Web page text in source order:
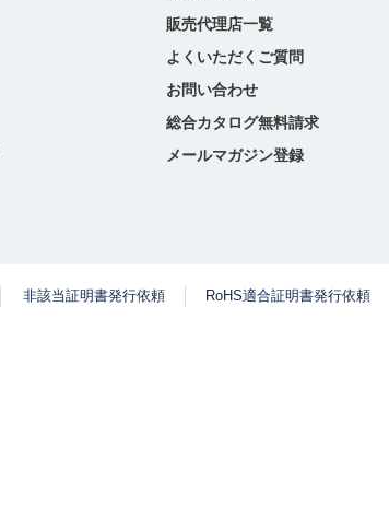
販売代理店一覧
よくいただくご質問
お問い合わせ
総合カタログ無料請求
メールマガジン登録
非該当証明書発行依頼 RoHS適合証明書発行依頼